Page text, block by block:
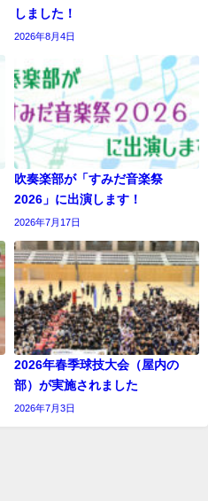
しました！
2026年8月4日
吹奏楽部が「すみだ音楽祭
2026」に出演します！
2026年7月17日
2026年春季球技大会（屋内の
部）が実施されました
2026年7月3日